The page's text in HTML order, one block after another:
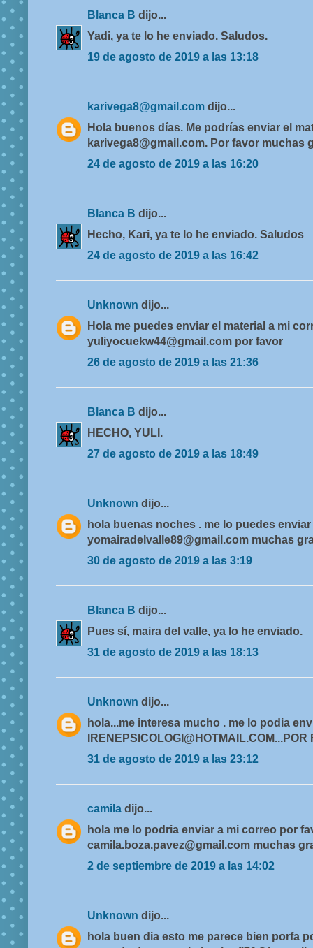
Blanca B dijo...
Yadi, ya te lo he enviado. Saludos.
19 de agosto de 2019 a las 13:18
karivega8@gmail.com dijo...
Hola buenos días. Me podrías enviar el
karivega8@gmail.com. Por favor muchas
24 de agosto de 2019 a las 16:20
Blanca B dijo...
Hecho, Kari, ya te lo he enviado. Saludos
24 de agosto de 2019 a las 16:42
Unknown dijo...
Hola me puedes enviar el material a mi
yuliyocuekw44@gmail.com por favor
26 de agosto de 2019 a las 21:36
Blanca B dijo...
HECHO, YULI.
27 de agosto de 2019 a las 18:49
Unknown dijo...
hola buenas noches . me lo puedes
yomairadelvalle89@gmail.com muchas
30 de agosto de 2019 a las 3:19
Blanca B dijo...
Pues sí, maira del valle, ya lo he enviado.
31 de agosto de 2019 a las 18:13
Unknown dijo...
hola...me interesa mucho . me lo podia
IRENEPSICOLOGI@HOTMAIL.COM...POR
31 de agosto de 2019 a las 23:12
camila dijo...
hola me lo podria enviar a mi correo por
camila.boza.pavez@gmail.com muchas
2 de septiembre de 2019 a las 14:02
Unknown dijo...
hola buen dia esto me parece bien porfa